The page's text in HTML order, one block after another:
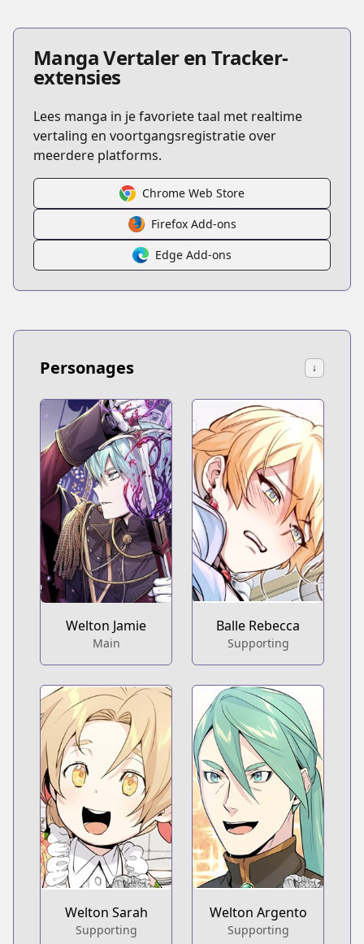
Manga Vertaler en Tracker-
extensies
Lees manga in je favoriete taal met realtime
vertaling en voortgangsregistratie over
meerdere platforms.
Chrome Web Store
Firefox Add-ons
Edge Add-ons
Personages ↓
Welton Jamie
Main
Balle Rebecca
Supporting
Welton Sarah
Supporting
Welton Argento
Supporting